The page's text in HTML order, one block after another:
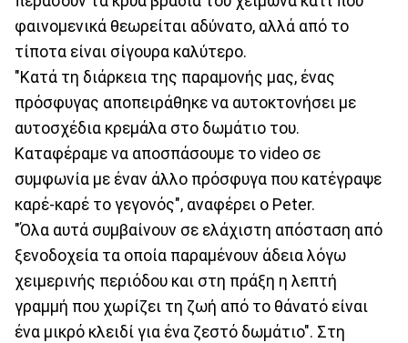
φαινομενικά θεωρείται αδύνατο, αλλά από το
τίποτα είναι σίγουρα καλύτερο.
"Κατά τη διάρκεια της παραμονής μας, ένας
πρόσφυγας αποπειράθηκε να αυτοκτονήσει με
αυτοσχέδια κρεμάλα στο δωμάτιο του.
Καταφέραμε να αποσπάσουμε το video σε
συμφωνία με έναν άλλο πρόσφυγα που κατέγραψε
καρέ-καρέ το γεγονός", αναφέρει ο Peter.
"Όλα αυτά συμβαίνουν σε ελάχιστη απόσταση από
ξενοδοχεία τα οποία παραμένουν άδεια λόγω
χειμερινής περιόδου και στη πράξη η λεπτή
γραμμή που χωρίζει τη ζωή από το θάνατό είναι
ένα μικρό κλειδί για ένα ζεστό δωμάτιο". Στη